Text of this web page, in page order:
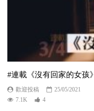
#連載《沒有回家的女孩
歡迎投稿
25/05/2021
7.1K
4